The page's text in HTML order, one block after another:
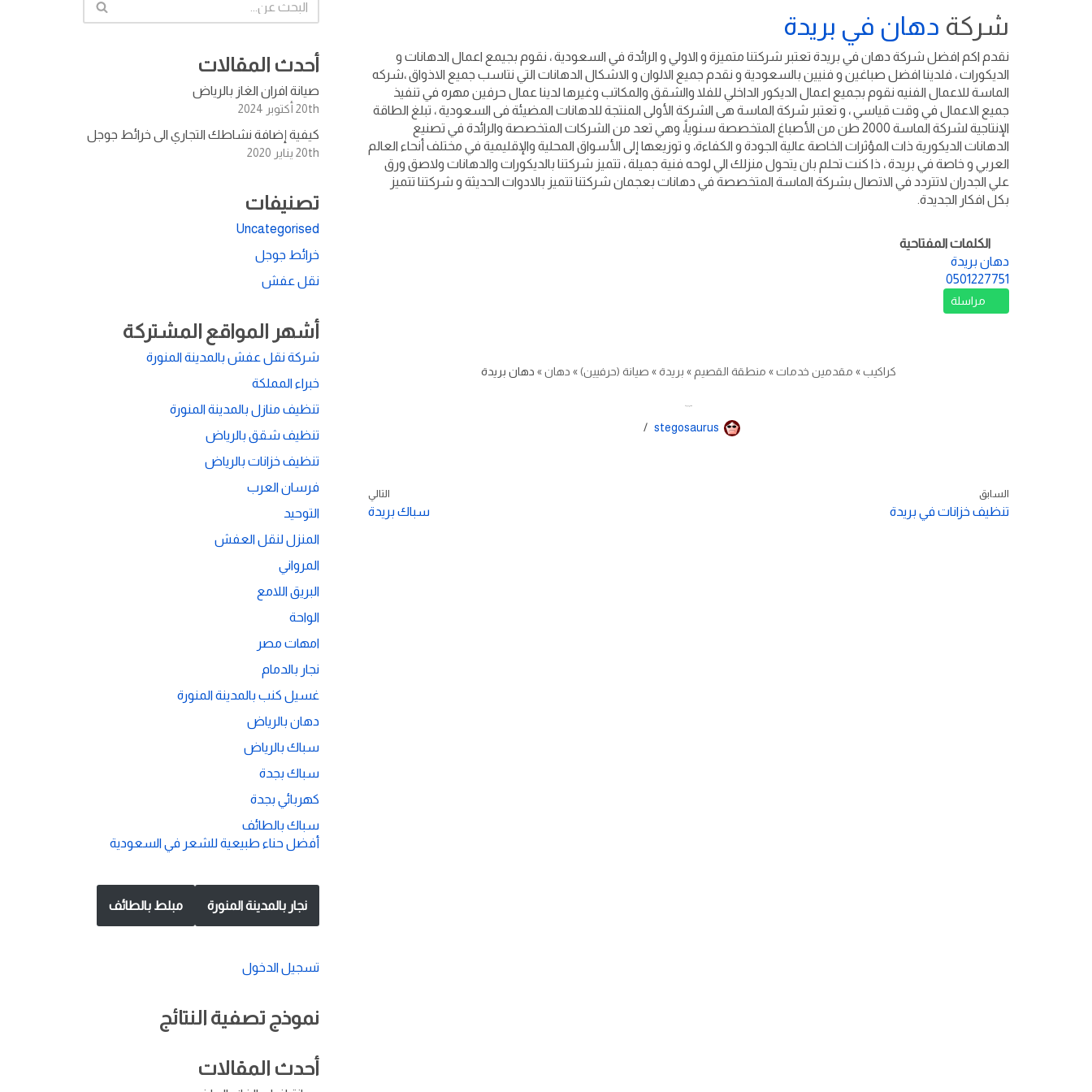
شركة دهان في بريدة
نقدم اكم افضل شركة دهان في بريدة تعتبر شركتنا متميزة و الاولي و الرائدة في السعودية ، نقوم بجيمع اعمال الدهانات و
الديكورات ، فلدينا افضل صباغين و فنيين بالسعودية و نقدم جميع الالوان و الاشكال الدهانات التي نتاسب جميع الاذواق ،شركه
الماسة للاعمال الفنيه نقوم بجميع اعمال الديكور الداخلي للفلا والشقق والمكاتب وغيرها لدينا عمال حرفين مهره في تنفيذ
جميع الاعمال في وقت قياسي ، و تعتبر شركة الماسة هى الشركة الأولى المنتجة للدهانات المضيئة فى السعودية ، تبلغ الطاقة
الإنتاجية لشركة الماسة 2000 طن من الأصباغ المتخصصة سنوياً، وهي تعد من الشركات المتخصصة والرائدة في تصنيع
الدهانات الديكورية ذات المؤثرات الخاصة عالية الجودة و الكفاءة، و توزيعها إلى الأسواق المحلية والإقليمية في مختلف أنحاء العالم
العربي و خاصة في بريدة ، ذا كنت تحلم بان يتحول منزلك الي لوحه فنية جميلة ، تتميز شركتنا بالديكورات والدهانات ولاصق ورق
علي الجدران لاتتردد في الاتصال بشركة الماسة المتخصصة في دهانات بعجمان شركتنا تتميز بالادوات الحديثة و شركتنا تتميز
بكل افكار الجديدة.
الكلمات المفتاحية
دهان بريدة
0501227751
مراسلة
كراكيب» مقدمين خدمات» منطقة القصيم » بريدة» صيانة (حرفيين)» دهان» دهان بريدة
دهان بريدة
stegosaurus
السابق
تنظيف خزانات في بريدة
التالي
سباك بريدة
أحدث المقالات
صيانة افران الغاز بالرياض
20th أكتوبر 2024
كيفية إضافة نشاطك التجاري الى خرائط جوجل
20th يناير 2020
تصنيفات
Uncategorised
خرائط جوجل
نقل عفش
أشهر المواقع المشتركة
شركة نقل عفش بالمدينة المنورة
خبراء المملكة
تنظيف منازل بالمدينة المنورة
تنظيف شقق بالرياض
تنظيف خزانات بالرياض
فرسان العرب
التوحيد
المنزل لنقل العفش
المرواني
البريق اللامع
الواحة
امهات مصر
نجار بالدمام
غسيل كنب بالمدينة المنورة
دهان بالرياض
سباك بالرياض
سباك بجدة
كهربائي بجدة
سباك بالطائف
أفضل حناء طبيعية للشعر في السعودية
نجار بالمدينة المنورة مبلط بالطائف
تسجيل الدخول
نموذج تصفية النتائج
أحدث المقالات